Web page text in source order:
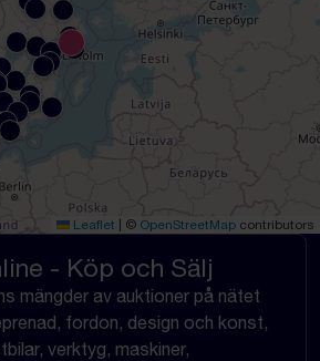
Leaflet © OpenStreetMap contributors
- Köp och Sälj
mängder av auktioner på nätet
fordon, design och konst,
verktyg, maskiner,